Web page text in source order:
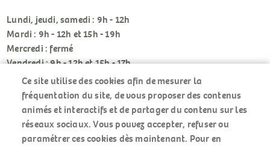
Lundi, jeudi, samedi : 9h - 12h
Mardi : 9h - 12h et 15h - 19h
Mercredi : fermé
Vendredi : 9h - 12h et 15h - 17h
Ce site utilise des cookies afin de mesurer la
fréquentation du site, de vous proposer des contenus
animés et interactifs et de partager du contenu sur les
réseaux sociaux. Vous pouvez accepter, refuser ou
paramétrer ces cookies dès maintenant. Pour en